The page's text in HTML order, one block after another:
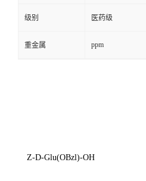
级别 医药级
重金属 ppm
Z-D-Glu(OBzl)-OH